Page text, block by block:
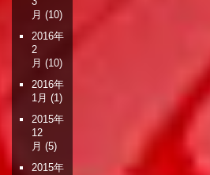
月 (10)
2016年
2
月 (10)
2016年
1月 (1)
2015年
12
月 (5)
2015年